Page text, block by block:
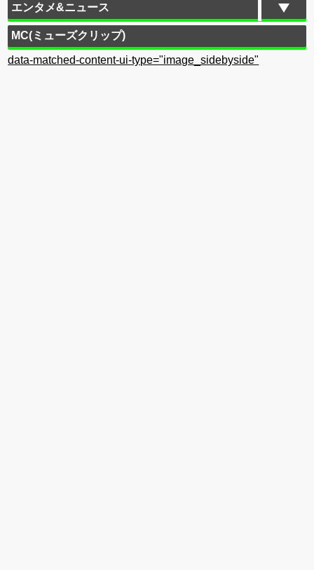
エンタメ&ニュース
MC(ミューズクリップ)
data-matched-content-ui-type="image_sidebyside"